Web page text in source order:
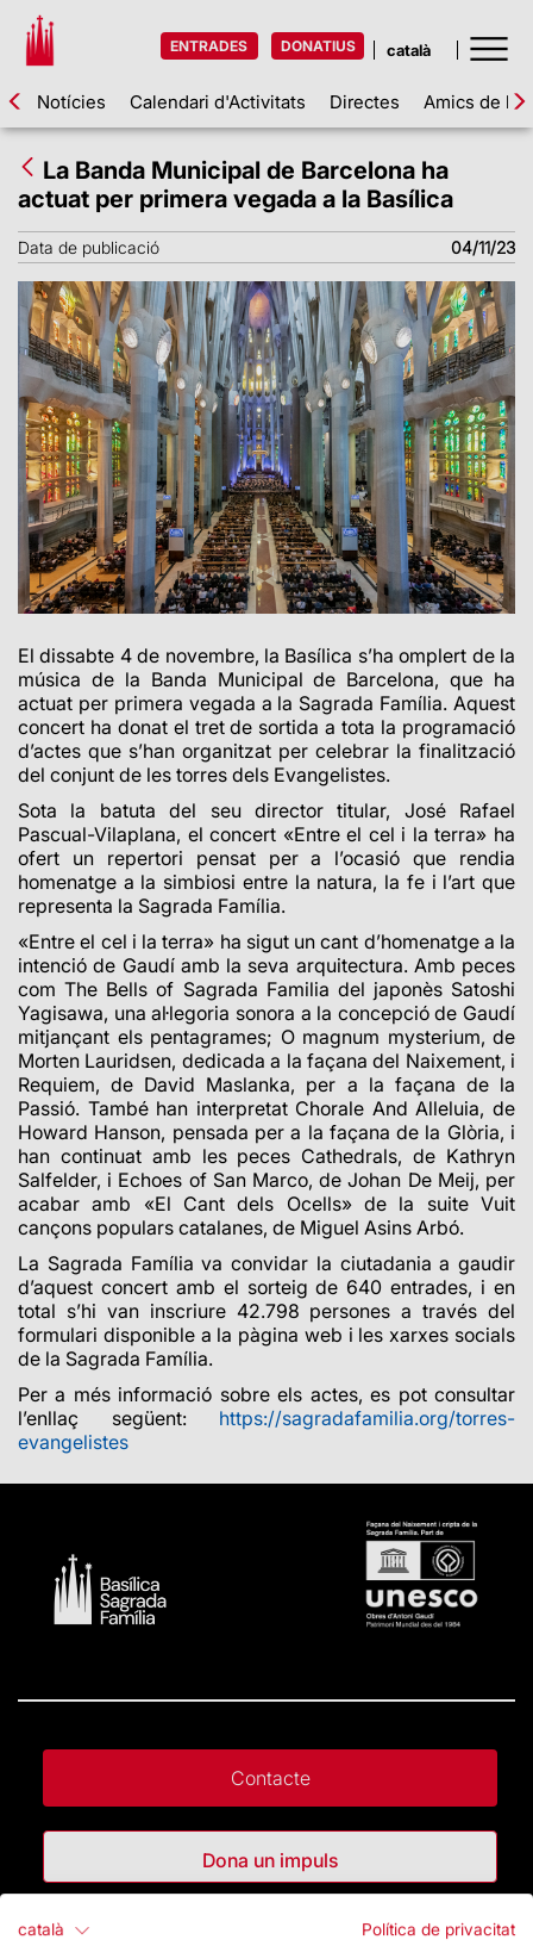
ENTRADES DONATIUS
Notícies Calendari d'Activitats Directes Amics de la
La Banda Municipal de Barcelona ha
actuat per primera vegada a la Basílica
Data de publicació 04/11/23
El dissabte 4 de novembre, la Basílica s’ha omplert de la
música de la Banda Municipal de Barcelona, que ha
actuat per primera vegada a la Sagrada Família. Aquest
concert ha donat el tret de sortida a tota la programació
d’actes que s’han organitzat per celebrar la finalització
del conjunt de les torres dels Evangelistes.
Sota la batuta del seu director titular, José Rafael
Pascual-Vilaplana, el concert «Entre el cel i la terra» ha
ofert un repertori pensat per a l’ocasió que rendia
homenatge a la simbiosi entre la natura, la fe i l’art que
representa la Sagrada Família.
«Entre el cel i la terra» ha sigut un cant d’homenatge a la
intenció de Gaudí amb la seva arquitectura. Amb peces
com The Bells of Sagrada Familia del japonès Satoshi
Yagisawa, una al·legoria sonora a la concepció de Gaudí
mitjançant els pentagrames; O magnum mysterium, de
Morten Lauridsen, dedicada a la façana del Naixement, i
Requiem, de David Maslanka, per a la façana de la
Passió. També han interpretat Chorale And Alleluia, de
Howard Hanson, pensada per a la façana de la Glòria, i
han continuat amb les peces Cathedrals, de Kathryn
Salfelder, i Echoes of San Marco, de Johan De Meij, per
acabar amb «El Cant dels Ocells» de la suite Vuit
cançons populars catalanes, de Miguel Asins Arbó.
La Sagrada Família va convidar la ciutadania a gaudir
d’aquest concert amb el sorteig de 640 entrades, i en
total s’hi van inscriure 42.798 persones a través del
formulari disponible a la pàgina web i les xarxes socials
de la Sagrada Família.
Per a més informació sobre els actes, es pot consultar
l’enllaç següent: https://sagradafamilia.org/torres-
evangelistes
Contacte
Dona un impuls
català
Política de privacitat